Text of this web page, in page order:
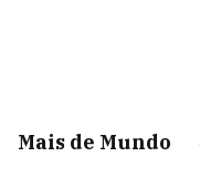
Mais de Mundo